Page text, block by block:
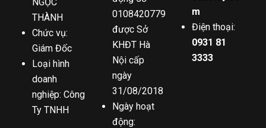
THÀNH
Chức vụ:
Giám Đốc
Loại hình
doanh
nghiệp: Công
Ty TNHH
0108420779
được Sở
KHĐT Hà
Nội cấp
ngày
31/08/2018
Ngày hoạt
động:
m
Điện thoại:
0931 81
3333